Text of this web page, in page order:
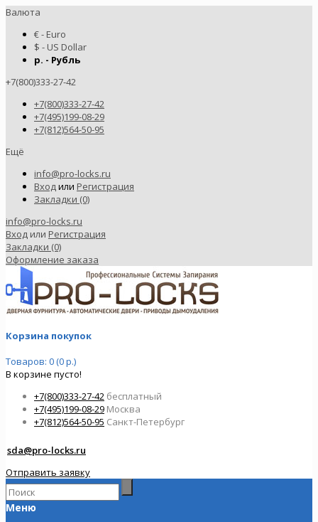
Валюта
€ - Euro
$ - US Dollar
р. - Рубль
+7(800)333-27-42
+7(800)333-27-42
+7(495)199-08-29
+7(812)564-50-95
Ещё
info@pro-locks.ru
Входили Регистрация
Закладки (0)
info@pro-locks.ru
Вход или Регистрация
Закладки (0)
Оформление заказа
Корзина покупок
Товаров: 0 (0 р.)
В корзине пусто!
+7(800)333-27-42 бесплатный
+7(495)199-08-29 Москва
+7(812)564-50-95 Санкт-Петербург
sda@pro-locks.ru
Отправить заявку
Меню